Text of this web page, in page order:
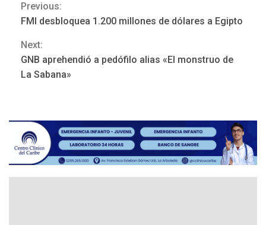
Continue
Reading
Previous:
FMI desbloquea 1.200 millones de dólares a Egipto
Next:
GNB aprehendió a pedófilo alias «El monstruo de
La Sabana»
ÚLTIMA HORA
REGIONALES ÚLTIMA HORA
Instituciones estadales se
suman al Plan Agosto de
Escuelas Abiertas 2026